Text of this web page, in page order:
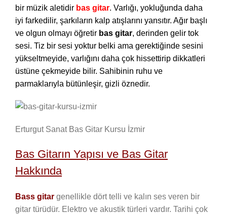
bir müzik aletidirbas gitar. Varlığı, yokluğunda daha
iyi farkedilir, şarkıların kalp atışlarını yansıtır. Ağır başlı
ve olgun olmayı öğretir bas gitar, derinden gelir tok
sesi. Tiz bir sesi yoktur belki ama gerektiğinde sesini
yükseltmeyide, varlığını daha çok hissettirip dikkatleri
üstüne çekmeyide bilir. Sahibinin ruhu ve
parmaklarıyla bütünleşir, gizli öznedir.
Erturgut Sanat Bas Gitar Kursu İzmir
Bas Gitarın Yapısı ve Bas Gitar
Hakkında
Bass gitar genellikle dört telli ve kalın ses veren bir
gitar türüdür. Elektro ve akustik türleri vardır. Tarihi çok